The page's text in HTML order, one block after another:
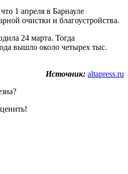
1 апреля в Барнауле
очистки и благоустройства.
24 марта. Тогда
вышло около четырех тыс.
Источник: altapress.ru